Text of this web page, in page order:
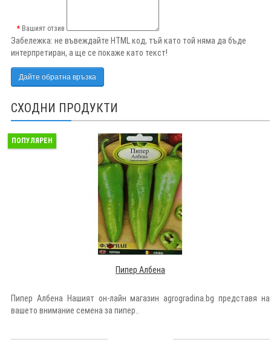
Вашият отзив
Забележка: не въвеждайте HTML код, тъй като той няма да бъде
интерпретиран, а ще се покаже като текст!
Дайте обратна връзка
СХОДНИ ПРОДУКТИ
ПОПУЛЯРЕН
Пипер Албена
Пипер Албена Нашият он-лайн магазин agrogradina.bg представя на
вашето внимание семена за пипер..